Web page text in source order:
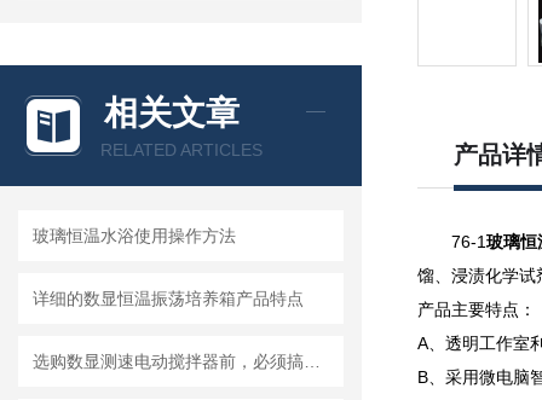
相关文章
RELATED ARTICLES
玻璃恒温水浴使用操作方法
详细的数显恒温振荡培养箱产品特点
产品详
76-1玻璃恒
馏、浸渍化学试
产品主要特点：
A、透明工作室
B、采用微电脑